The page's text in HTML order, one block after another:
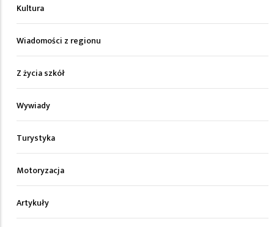
Kultura
Wiadomości z regionu
Z życia szkół
Wywiady
Turystyka
Motoryzacja
Artykuły